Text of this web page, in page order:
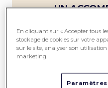
UN
SEREIN
ME
En cliquant sur « Accepter tous
stockage de cookies sur votre
sur le site, analyser son
marketing.